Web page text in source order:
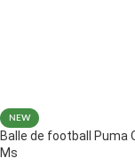
NEW
Balle de football Puma
Ms